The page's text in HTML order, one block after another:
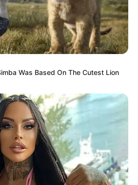
Was Based On The Cutest Lion